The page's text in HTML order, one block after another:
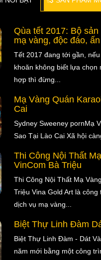
Qùa tết 2017: Bộ
mạ vàng, độc đáo,
Tết 2017 đang tới gần,
khoăn không biết lựa chọn
hợp thì đừng...
Mạ Vàng Quán
Cai
Sydney Sweeney pornMạ
Sao Tại Lào Cai Xã hội
Thi Công Nội Thất
VinCom Bà Triệu
Thi Công Nội Thất Mạ
Triệu Vina Gold Art là
dịch vụ mạ vàng...
Biệt Thự Linh Đàm
Biệt Thự Linh Đàm - Dát
năm mới bằng một công